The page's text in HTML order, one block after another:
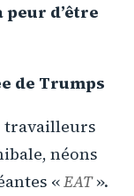
d’être
de Trumps
travailleurs
néons
«EAT».